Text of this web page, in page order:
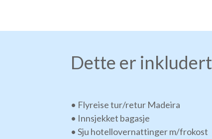
Dette er inkludert
• Flyreise tur/retur Madeira
• Innsjekket bagasje
• Sju hotellovernattinger m/frokost